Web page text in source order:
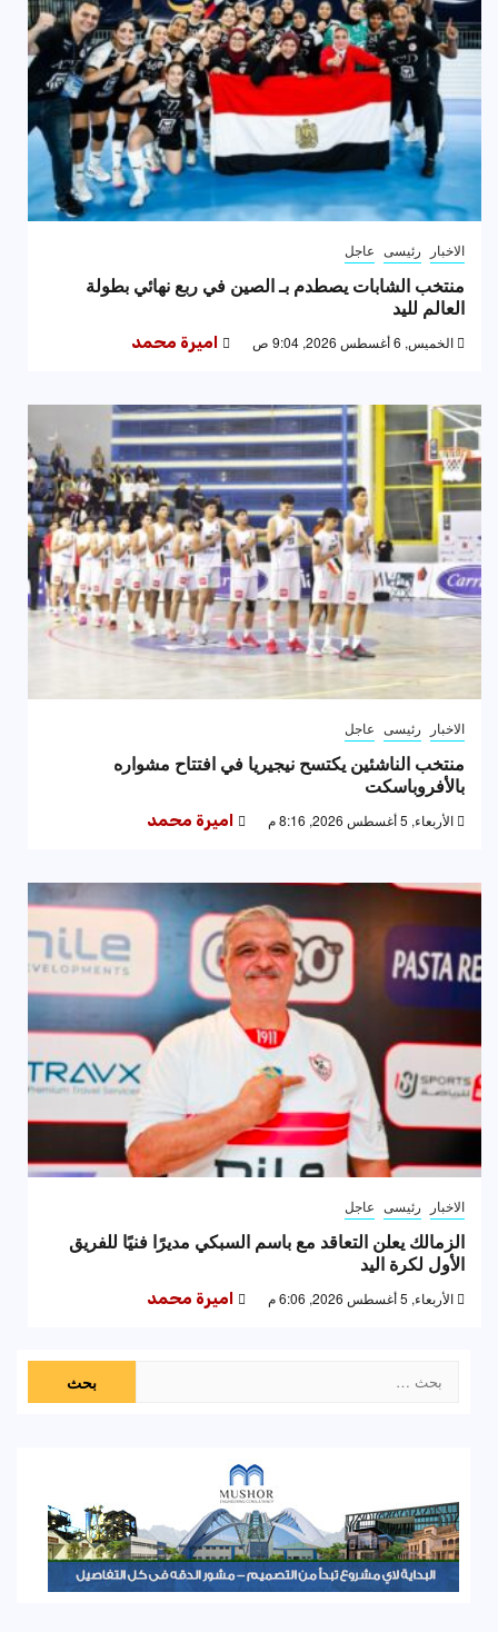
الاخبار رئيسى عاجل
منتخب الشابات يصطدم بـ الصين في ربع نهائي بطولة
العالم لليد
الخميس, 6 أغسطس 2026, 9:04 ص اميرة محمد
الاخبار رئيسى عاجل
منتخب الناشئين يكتسح نيجيريا في افتتاح مشواره
بالأفروباسكت
الأربعاء, 5 أغسطس 2026, 8:16 م اميرة محمد
الاخبار رئيسى عاجل
الزمالك يعلن التعاقد مع باسم السبكي مديرًا فنيًا للفريق
الأول لكرة اليد
الأربعاء, 5 أغسطس 2026, 6:06 م اميرة محمد
عن: